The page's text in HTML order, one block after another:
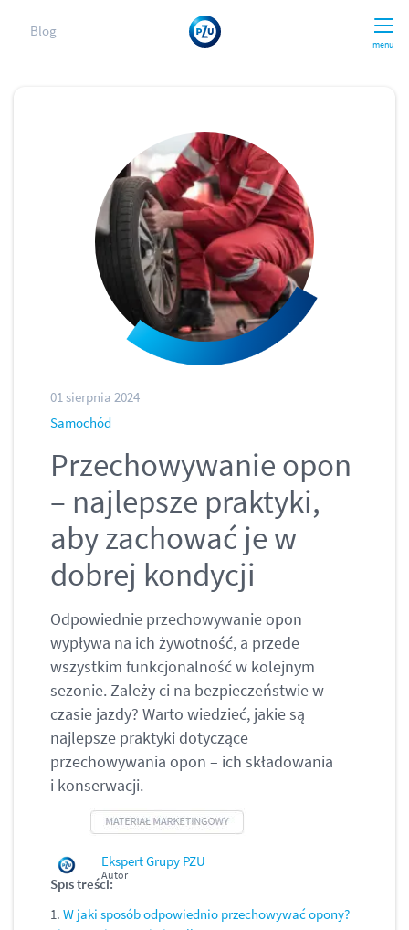
menu
Blog
01 sierpnia 2024
Samochód
Przechowywanie opon
– najlepsze praktyki,
aby zachować je w
dobrej kondycji
Ekspert Grupy PZU
Autor
Odpowiednie przechowywanie opon
wypływa na ich żywotność, a przede
wszystkim funkcjonalność w kolejnym
sezonie. Zależy ci na bezpieczeństwie w
czasie jazdy? Warto wiedzieć, jakie są
najlepsze praktyki dotyczące
przechowywania opon – ich składowania
i konserwacji.
Spis treści:
1. W jaki sposób odpowiednio przechowywać opony?